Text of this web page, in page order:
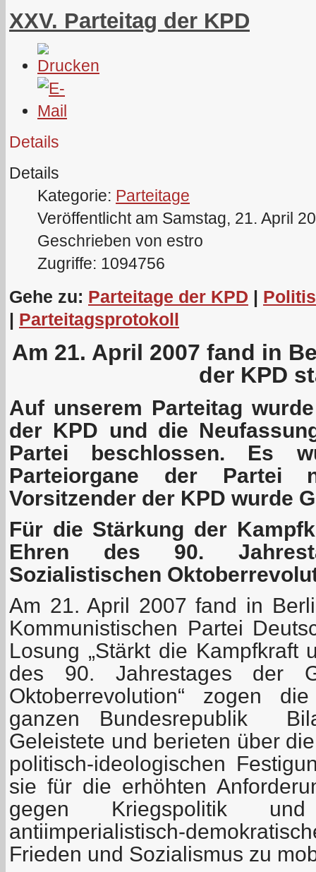
XXV. Parteitag der KPD
Details
Details
Kategorie: Parteitage
Veröffentlicht am Samstag, 21. April
Geschrieben von estro
Zugriffe: 1094756
Gehe zu: Parteitage der KPD |
| Parteitagsprotokoll
Am 21. April 2007 fand in
der KPD
Auf unserem Parteitag
der KPD und die
Partei beschlossen. Es
Parteiorgane der Partei
Vorsitzender der KPD wurde
Für die Stärkung der
Ehren des 90.
Sozialistischen
Am 21. April 2007 fand in
Kommunistischen Partei
Losung „Stärkt die Kampfkraft
des 90. Jahrestages der
Oktoberrevolution“ zogen
ganzen Bundesrepublik
Geleistete und berieten über
politisch-ideologischen
sie für die erhöhten
gegen Kriegspolitik
antiimperialistisch-
Frieden und Sozialismus zu